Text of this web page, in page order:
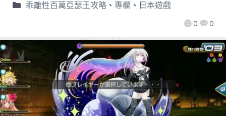
0 0
乖離性百萬亞瑟王攻略、 專欄 、 日本遊戲